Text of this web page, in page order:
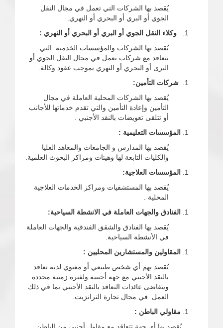
يُقصد بها الشركات التي تعمل في مجال النقل
الجوي أو البري أو البحري أو النهري.
وكلاء النقل الجوي أو البري أو البحري أو النهري :
يُقصد بها الشركات والمؤسسات الخدمية التي
تتعاقد مع شركات تعمل في مجال النقل الجوي أو
البرى أو البحري أو النهري بموجب عقود وكالة.
شركات التأمين:
يُقصد بها الشركات المحلية العاملة في مجال
التأمين وإعادة التأمين والتي تقدم خدماتها للأجانب
أو تتلقى تعويضات بالنقد الأجنبي .
المؤسسات التعليمية :
يُقصد بها المدارس و الجامعات والمعاهد العليا
والكليات التابعة لها وهيئات ومراكز البحوث العلمية.
المؤسسات العلاجية:
يُقصد بها المستشفيات ومراكز الخدمات العلاجية
المحلية .
الفنادق والجهات العاملة في الانشطة السياحية:
يُقصد بها الفنادق والشقق الفندقية والجهات العاملة
في الأنشطة السياحية.
المقاولين والمستشارين المحليين :
يُقصد بهم أي شخص طبيعي أو معنوي لديه تعاقد
بالنقد الأجنبي مع جهة أجنبية ولفترة زمنية محددة
ويتقاضى عائدات التعاقد بالنقد الأجنبي بما في ذلك
العمل في مجال تجارة الترانزيت.
مقاولي الباطن :